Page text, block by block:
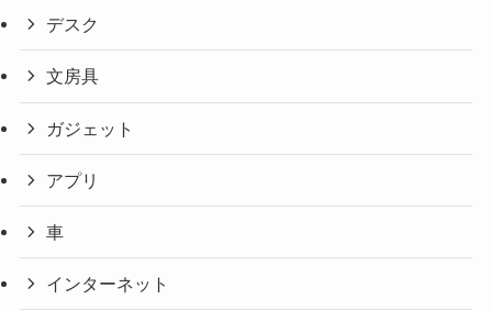
デスク
文房具
ガジェット
アプリ
車
インターネット